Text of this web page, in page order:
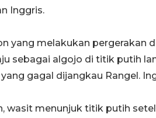
Inggris.
yang melakukan pergerakan
sebagai algojo di titik putih
gagal dijangkau Rangel.
wasit menunjuk titik putih